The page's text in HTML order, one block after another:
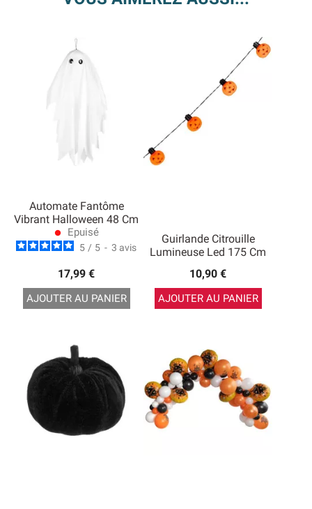
Automate Fantôme
Vibrant Halloween 48 Cm
lens Epuisé
5 / 5 - 3 avis
17,99 €
AJOUTER AU PANIER
Guirlande Citrouille
Lumineuse Led 175 Cm
10,90 €
AJOUTER AU PANIER